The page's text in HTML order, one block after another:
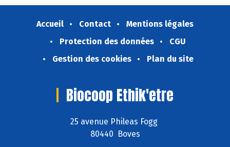
Accueil Contact
Mentions légales
Protection des données
CGU
Gestion des cookies
Plan du site
Biocoop Ethik'etre
25 avenue Phileas Fogg
80440 Boves